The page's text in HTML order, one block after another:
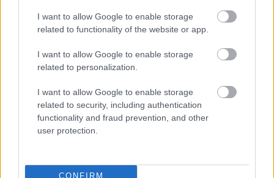
I want to allow Google to enable storage
related to functionality of the website or app.
I want to allow Google to enable storage
related to personalization.
I want to allow Google to enable storage
related to security, including authentication
functionality and fraud prevention, and other
user protection.
CONFIRM